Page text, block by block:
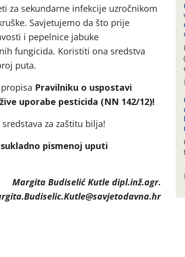
za sekundarne infekcije uzročnikom
Savjetujemo da što prije
i pepelnice jabuke
fungicida. Koristiti ona sredstva
puta.
Pravilniku o uspostavi
uporabe pesticida (NN 142/12)!
za zaštitu bilja!
pismenoj uputi
Margita Budiselić Kutle dipl.inž.agr.